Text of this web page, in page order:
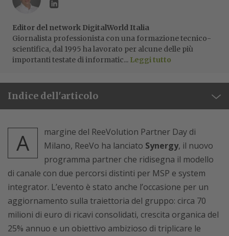
Editor del network DigitalWorld Italia
Giornalista professionista con una formazione tecnico-
scientifica, dal 1995 ha lavorato per alcune delle più
importanti testate di informatic... Leggi tutto
Indice dell'articolo
A
margine del ReeVolution Partner Day di
Milano, ReeVo ha lanciato Synergy, il nuovo
programma partner che ridisegna il modello
di canale con due percorsi distinti per MSP e system
integrator. L’evento è stato anche l’occasione per un
aggiornamento sulla traiettoria del gruppo: circa 70
milioni di euro di ricavi consolidati, crescita organica del
25% annuo e un obiettivo ambizioso di triplicare le